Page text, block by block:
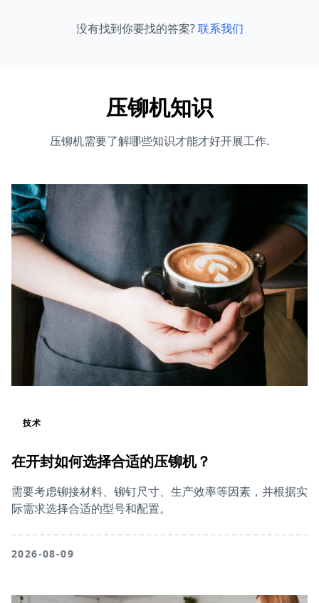
没有找到你要找的答案?联系我们
压铆机知识
压铆机需要了解哪些知识才能才好开展工作.
技术
在开封如何选择合适的压铆机？
需要考虑铆接材料、铆钉尺寸、生产效率等因素，并根据实
际需求选择合适的型号和配置。
2026-08-09